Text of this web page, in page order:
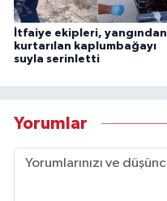
İtfaiye ekipleri, yangından
kurtarılan kaplumbağayı
suyla serinletti
Yorumlar